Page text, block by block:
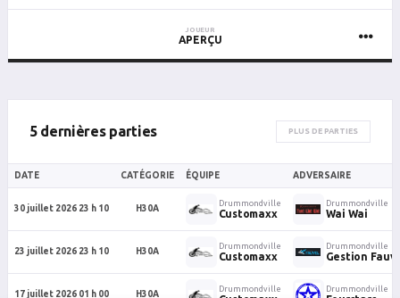
JOUEUR
APERÇU
5 dernières parties PLUS DE PARTIES
DATE CATÉGORIE ÉQUIPE ADVERSAIRE
30 juillet 2026 23 h 10 H30A
Drummondville
Customaxx
Drummondville
Wai Wai
23 juillet 2026 23 h 10 H30A
Drummondville
Customaxx
Drummondville
Gestion
17 juillet 2026 01 h 00 H30A
Drummondville Drummondville